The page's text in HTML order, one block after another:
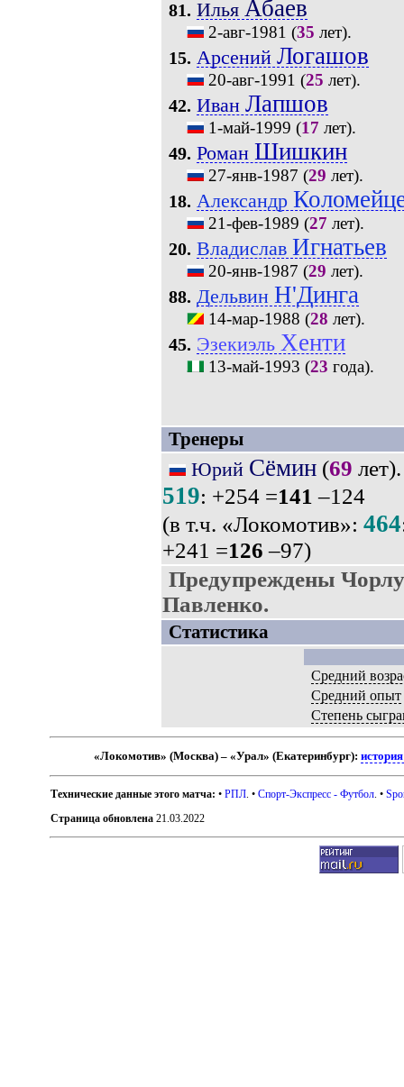
81. Илья Абаев
2-авг-1981 (35 лет).
15. Арсений Логашов
20-авг-1991 (25 лет).
42. Иван Лапшов
1-май-1999 (17 лет).
49. Роман Шишкин
27-янв-1987 (29 лет).
18. Александр
21-фев-1989 (27 лет).
20. Владислав Игнатьев
20-янв-1987 (29 лет).
88. Дельвин Н'Динга
14-мар-1988 (28 лет).
45. Эзекиэль Хенти
13-май-1993 (23 года).
Тренеры
Юрий Сёмин(69 лет).
519: +254 =141 –124
(в т.ч. «Локомотив»: 464
+241 =126 –97)
Предупреждены
Павленко.
Статистика
Средний
Средний опыт
Степень
«Локомотив» (Москва) – «Урал» (Екатеринбург):
Технические данные этого матча: •РПЛ . •Спорт-Экспресс - Футбол . •
Страница обновлена 21.03.2022